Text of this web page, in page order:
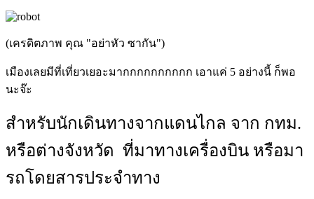
(เครดิตภาพ คุณ "อย่าหัว ซากัน")
เมืองเลยมีที่เที่ยวเยอะมากกกกกกกกกก เอาแค่ 5 อย่างนี้ ก็พอ
นะจ๊ะ
สำหรับนักเดินทางจากแดนไกล จาก กทม.
หรือต่างจังหวัด ที่มาทางเครื่องบิน หรือมา
รถโดยสารประจำทาง